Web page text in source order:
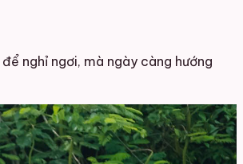
nghỉ ngơi, mà ngày càng hướng